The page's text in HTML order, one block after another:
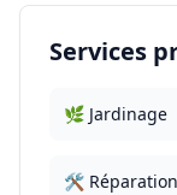
Services
🌿 Jardinage
🛠️